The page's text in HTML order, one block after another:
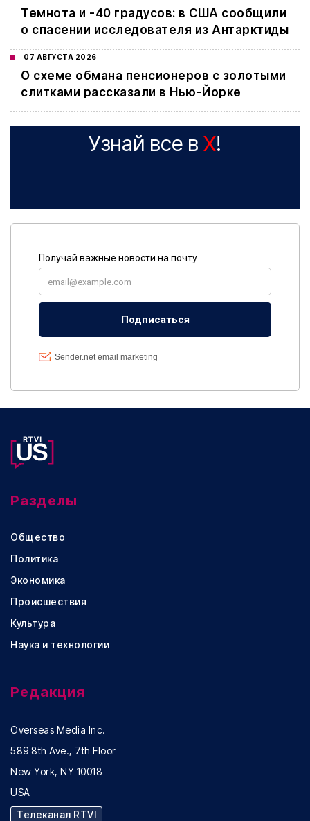
Темнота и -40 градусов: в США сообщили
о спасении исследователя из Антарктиды
07 АВГУСТА 2026
О схеме обмана пенсионеров с золотыми
слитками рассказали в Нью-Йорке
Узнай все в X!
Разделы
Общество
Политика
Экономика
Происшествия
Культура
Наука и технологии
Редакция
Overseas Media Inc.
589 8th Ave., 7th Floor
New York, NY 10018
USA
Телеканал RTVI